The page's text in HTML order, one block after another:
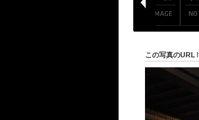
この写真のURL